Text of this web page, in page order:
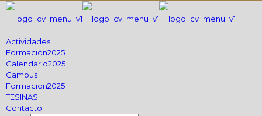
Actividades
Formación2025
Calendario2025
Campus
Formacion2025
TESINAS
Contacto